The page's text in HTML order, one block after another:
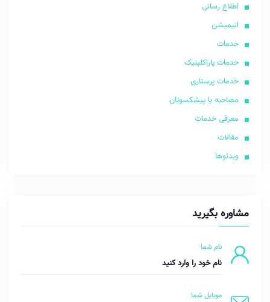
اطلاع رسانی
انیمیشن
خدمات
خدمات پاراکلینیک
خدمات پرستاری
مصاحبه با پیشکسوتان
معرفی خدمات
مقالات
ویدئوها
مشاوره بگیرید
نام شما
موبایل شما